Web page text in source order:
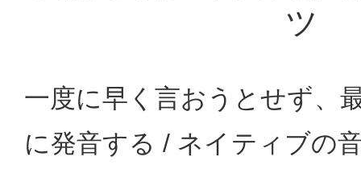
ツ
一度に早く言おうとせず、
に発音する / ネイティブの